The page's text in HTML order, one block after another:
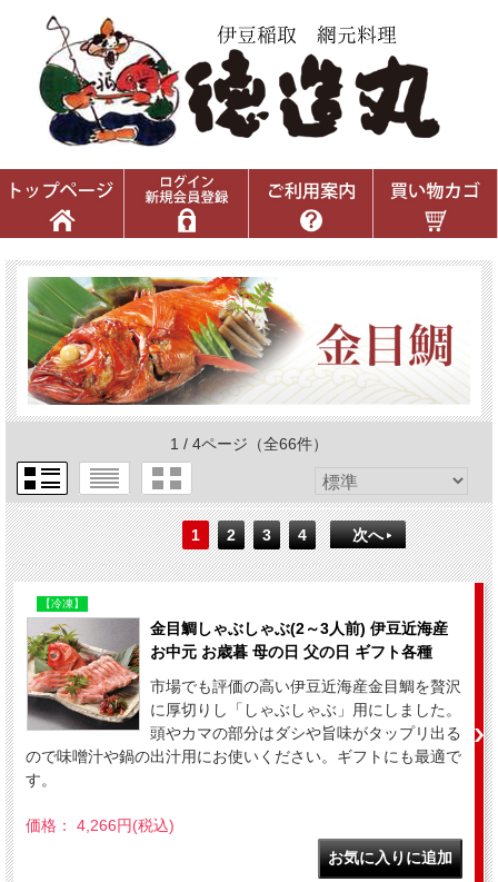
1 / 4ページ （全66件）
1 2 3 4 次へ
【冷凍】
金目鯛しゃぶしゃぶ(2～3人前) 伊豆近海産
お中元 お歳暮 母の日 父の日 ギフト各種
市場でも評価の高い伊豆近海産金目鯛を贅沢
に厚切りし「しゃぶしゃぶ」用にしました。
頭やカマの部分はダシや旨味がタップリ出る
ので味噌汁や鍋の出汁用にお使いください。ギフトにも最適で
す。
価格： 4,266円(税込)